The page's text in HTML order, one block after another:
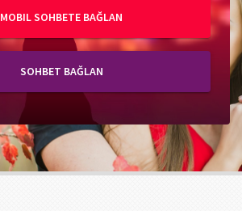
MOBIL SOHBETE BAĞLAN
SOHBET BAĞLAN